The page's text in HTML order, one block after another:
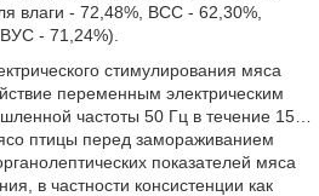
влаги - 72,48%, ВСС - 62,30%,
- 71,24%).
стимулирования мяса
переменным электрическим
частоты 50 Гц в течение 15…
птицы перед замораживанием
показателей мяса
в частности консистенции как